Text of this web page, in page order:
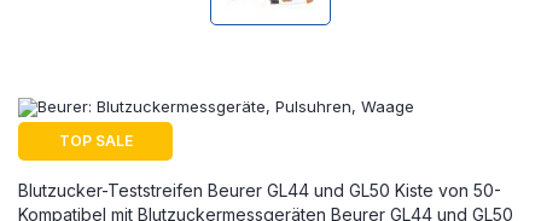
TOP SALE
Blutzucker-Teststreifen Beurer GL44 und GL50 Kiste von 50-
Kompatibel mit Blutzuckermessgeräten Beurer GL44 und GL50